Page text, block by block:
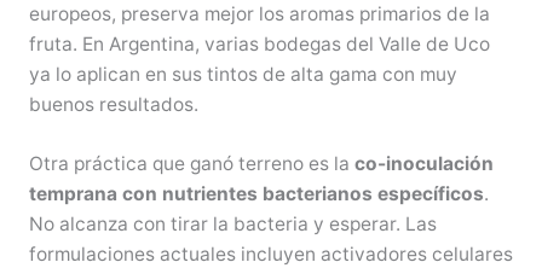
europeos, preserva mejor los aromas primarios de la
fruta. En Argentina, varias bodegas del Valle de Uco
ya lo aplican en sus tintos de alta gama con muy
buenos resultados.
Otra práctica que ganó terreno es la co-inoculación
temprana con nutrientes bacterianos específicos.
No alcanza con tirar la bacteria y esperar. Las
formulaciones actuales incluyen activadores celulares